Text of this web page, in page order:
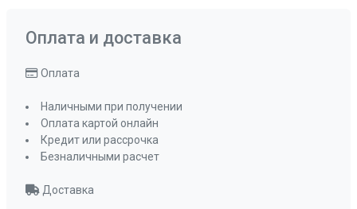
Автоматические программы
Мощность подключения, Вт
Таймер
Оплата и доставка
Оплата
Наличными при получении
Оплата картой онлайн
Кредит или рассрочка
Безналичными расчет
Доставка